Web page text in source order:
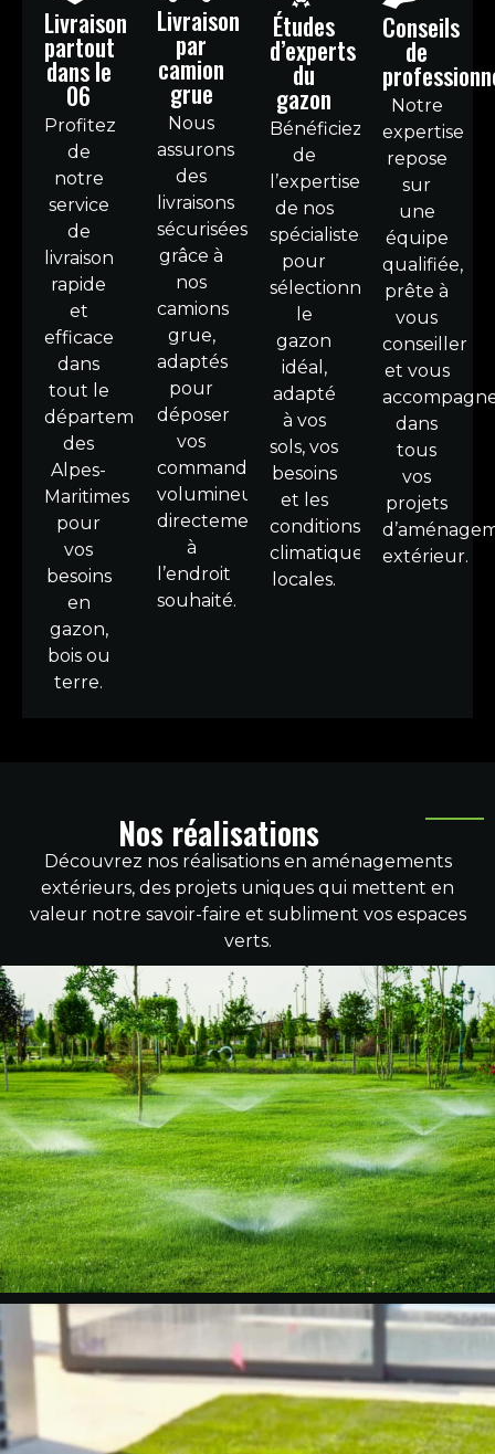
Livraison
partout
dans le
06
Profitez
de
notre
service
de
livraison
rapide
et
efficace
dans
tout le
département
des
Alpes-
Maritimes
pour
vos
besoins
en
gazon,
bois ou
terre.
Livraison
par
camion
grue
Nous
assurons
des
livraisons
sécurisées
grâce à
nos
camions
grue,
adaptés
pour
déposer
vos
commandes
volumineuses
directement
à
l’endroit
souhaité.
Études
d’experts
du
gazon
Bénéficiez
de
l’expertise
de nos
spécialistes
pour
sélectionner
le
gazon
idéal,
adapté
à vos
sols, vos
besoins
et les
conditions
climatiques
locales.
Conseils
de
Notre
expertise
repose
sur
une
équipe
qualifiée,
prête à
vous
conseiller
et vous
dans
tous
vos
projets
extérieur.
Nos réalisations
Découvrez nos réalisations en aménagements
extérieurs, des projets uniques qui mettent en
valeur notre savoir-faire et subliment vos espaces
verts.